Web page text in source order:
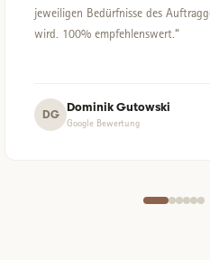
jeweiligen Bedürfnisse des
wird. 100% empfehlenswert.“
DG
Dominik Gutowski
Google Bewertung